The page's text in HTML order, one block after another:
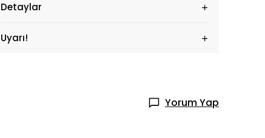
Detaylar
Uyarı!
Yorum Yap